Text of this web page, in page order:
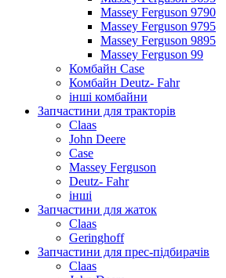
Massey Ferguson 9790
Massey Ferguson 9795
Massey Ferguson 9895
Massey Ferguson 99
Комбайн Case
Комбайн Deutz- Fahr
інші комбайни
Запчастини для тракторів
Claas
John Deere
Case
Massey Ferguson
Deutz- Fahr
інші
Запчастини для жаток
Claas
Geringhoff
Запчастини для прес-підбирачів
Claas